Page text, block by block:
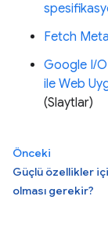
Fetch
Google I/
ile Web
(Slaytlar)
Önceki
Güçlü özellikler
olması gerekir?